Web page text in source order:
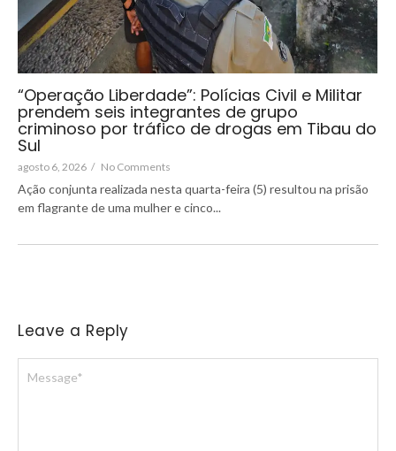
“Operação Liberdade”: Polícias Civil e Militar
prendem seis integrantes de grupo
criminoso por tráfico de drogas em Tibau do
Sul
agosto 6, 2026 / No Comments
Ação conjunta realizada nesta quarta-feira (5) resultou na prisão
em flagrante de uma mulher e cinco...
Leave a Reply